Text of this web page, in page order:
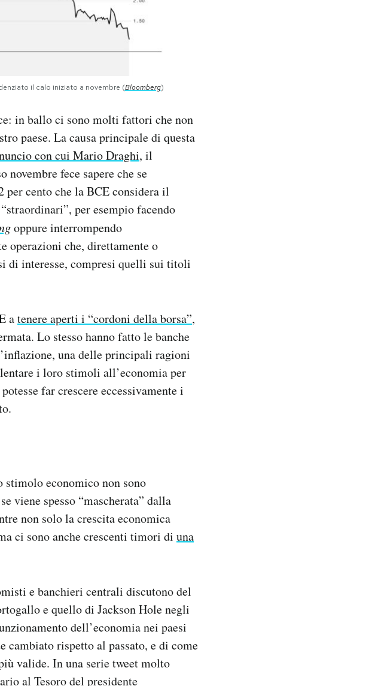
il calo iniziato a novembre (Bloomberg)
in ballo ci sono molti fattori che non
paese. La causa principale di questa
con cui Mario Draghi, il
novembre fece sapere che se
per cento che la BCE considera il
per esempio facendo
oppure interrompendo
operazioni che, direttamente o
di interesse, compresi quelli sui titoli
atenere aperti i “cordoni della borsa”,
Lo stesso hanno fatto le banche
una delle principali ragioni
i loro stimoli all’economia per
far crescere eccessivamente i
economico non sono
viene spesso “mascherata” dalla
non solo la crescita economica
ci sono anche crescenti timori di una
e banchieri centrali discutono del
e quello di Jackson Hole negli
dell’economia nei paesi
cambiato rispetto al passato, e di come
valide. In una serie tweet molto
al Tesoro del presidente